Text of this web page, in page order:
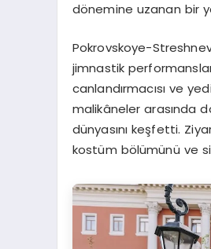
dönemine uzanan bir
Pokrovskoye-
jimnastik
canlandırmacısı ve
malikâneler arasında
dünyasını keşfetti.
kostüm bölümünü ve